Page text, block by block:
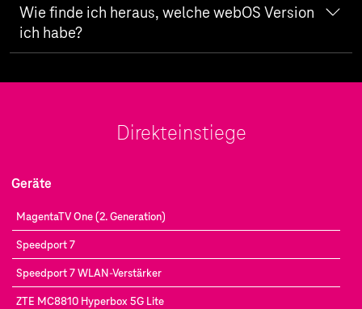
Drücke die Home Taste auf deiner
dann auf „Installieren“.
Wie finde ich heraus, welche webOS Version
ich habe?
Direkteinstiege
Geräte
MagentaTV One (2. Generation)
Speedport 7
Speedport 7 WLAN-Verstärker
ZTE MC8810 Hyperbox 5G Lite